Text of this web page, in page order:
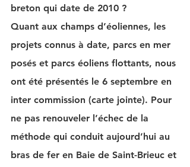
breton qui date de 2010 ?
Quant aux champs d’éoliennes, les
projets connus à date, parcs en mer
posés et parcs éoliens flottants, nous
ont été présentés le 6 septembre en
inter commission (carte jointe). Pour
ne pas renouveler l’échec de la
méthode qui conduit aujourd’hui au
bras de fer en Baie de Saint-Brieuc et